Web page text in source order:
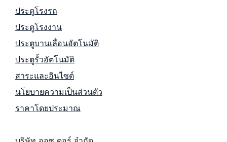
ประตูโรงรถ
ประตูโรงงาน
ประตูบานเลื่อนอัตโนมัติ
ประตูรั้วอัตโนมัติ
สาระและอินไซต์
นโยบายความเป็นส่วนตัว
ราคาโดยประมาณ